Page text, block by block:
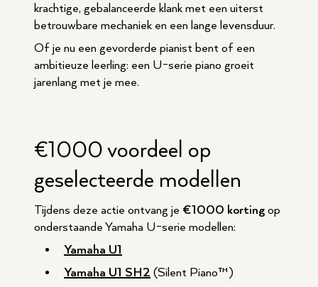
krachtige, gebalanceerde klank met een uiterst
betrouwbare mechaniek en een lange levensduur.
Of je nu een gevorderde pianist bent of een
ambitieuze leerling: een U-serie piano groeit
jarenlang met je mee.
€1000 voordeel op
geselecteerde modellen
Tijdens deze actie ontvang je €1000 korting op
onderstaande Yamaha U-serie modellen:
Yamaha U1
Yamaha U1 SH2 (Silent Piano™)